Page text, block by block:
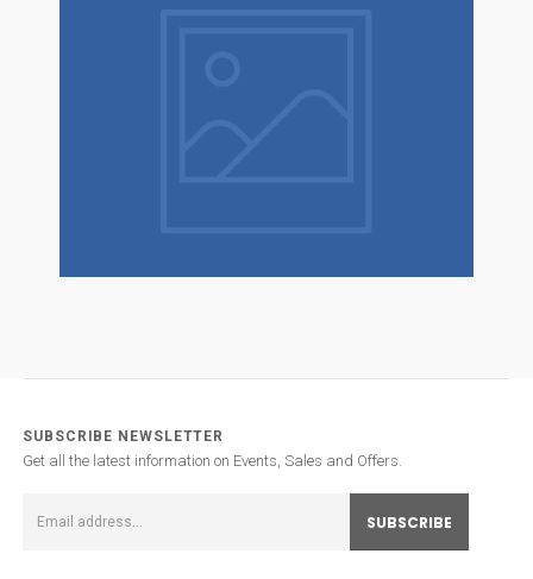
SUBSCRIBE NEWSLETTER
Get all the latest information on Events, Sales and Offers.